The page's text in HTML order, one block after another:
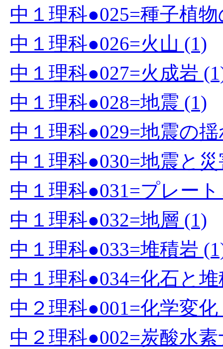
中１理科●025=種子植
中１理科●026=火山 (1)
中１理科●027=火成岩
中１理科●028=地震 (1)
中１理科●029=地震の
中１理科●030=地震と災
中１理科●031=プレー
中１理科●032=地層 (1)
中１理科●033=堆積岩
中１理科●034=化石と
中２理科●001=化学変化
中２理科●002=炭酸水